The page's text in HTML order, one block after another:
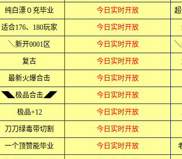
纯白漂０充毕业 今日实时开放
适合176、180玩家 今日实时开放
╲新开0001区 今日实时开放 ╲
复古 今日实时开放
最新火爆合击 今日实时开放
◥◣极品合击◢◤ 今日实时开放
极品+12 今日实时开放
刀刀绿毒带切割 今日实时开放
一个顶赞能毕业 今日实时开放